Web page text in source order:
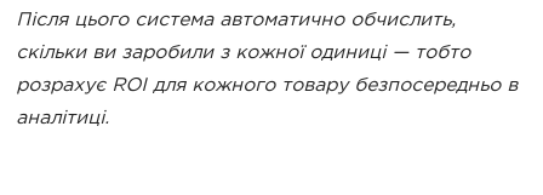
Після цього система автоматично обчислить,
скільки ви заробили з кожної одиниці — тобто
розрахує ROI для кожного товару безпосередньо в
аналітиці.